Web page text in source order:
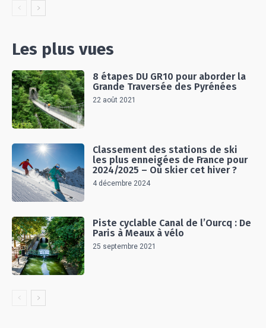
Les plus vues
8 étapes DU GR10 pour aborder la
Grande Traversée des Pyrénées
22 août 2021
Classement des stations de ski
les plus enneigées de France pour
2024/2025 – Où skier cet hiver ?
4 décembre 2024
Piste cyclable Canal de l’Ourcq : De
Paris à Meaux à vélo
25 septembre 2021